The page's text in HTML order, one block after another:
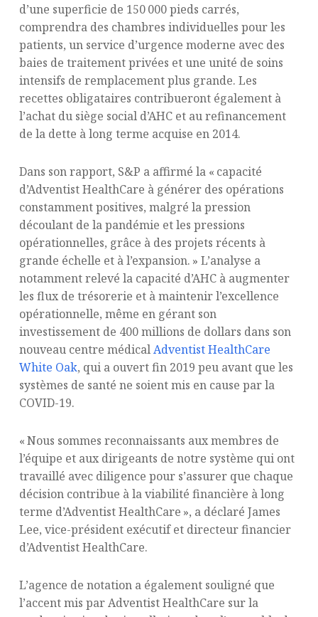
d’une superficie de 150 000 pieds carrés,
comprendra des chambres individuelles pour les
patients, un service d’urgence moderne avec des
baies de traitement privées et une unité de soins
intensifs de remplacement plus grande. Les
recettes obligataires contribueront également à
l’achat du siège social d’AHC et au refinancement
de la dette à long terme acquise en 2014.
Dans son rapport, S&P a affirmé la « capacité
d’Adventist HealthCare à générer des opérations
constamment positives, malgré la pression
découlant de la pandémie et les pressions
opérationnelles, grâce à des projets récents à
grande échelle et à l’expansion. » L’analyse a
notamment relevé la capacité d’AHC à augmenter
les flux de trésorerie et à maintenir l’excellence
opérationnelle, même en gérant son
investissement de 400 millions de dollars dans son
nouveau centre médicalAdventist HealthCare
White Oak, qui a ouvert fin 2019 peu avant que les
systèmes de santé ne soient mis en cause par la
COVID-19.
« Nous sommes reconnaissants aux membres de
l’équipe et aux dirigeants de notre système qui ont
travaillé avec diligence pour s’assurer que chaque
décision contribue à la viabilité financière à long
terme d’Adventist HealthCare », a déclaré James
Lee, vice-président exécutif et directeur financier
d’Adventist HealthCare.
L’agence de notation a également souligné que
l’accent mis par Adventist HealthCare sur la